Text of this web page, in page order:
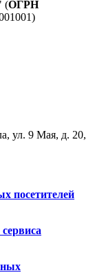
(ОГРН
ул. 9 Мая, д. 20,
посетителей